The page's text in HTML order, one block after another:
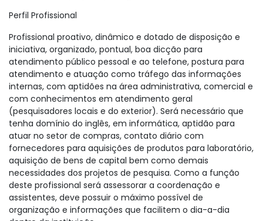
Perfil Profissional
Profissional proativo, dinâmico e dotado de disposição e
iniciativa, organizado, pontual, boa dicção para
atendimento público pessoal e ao telefone, postura para
atendimento e atuação como tráfego das informações
internas, com aptidões na área administrativa, comercial e
com conhecimentos em atendimento geral
(pesquisadores locais e do exterior). Será necessário que
tenha domínio do inglês, em informática, aptidão para
atuar no setor de compras, contato diário com
fornecedores para aquisições de produtos para laboratório,
aquisição de bens de capital bem como demais
necessidades dos projetos de pesquisa. Como a função
deste profissional será assessorar a coordenação e
assistentes, deve possuir o máximo possível de
organização e informações que facilitem o dia-a-dia